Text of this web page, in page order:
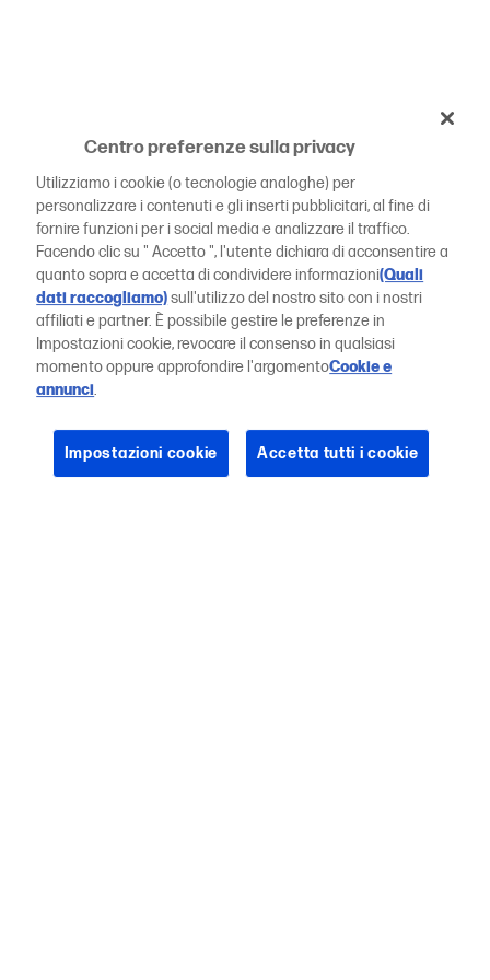
Centro preferenze sulla privacy
Utilizziamo i cookie (o tecnologie analoghe) per
personalizzare i contenuti e gli inserti pubblicitari, al fine di
fornire funzioni per i social media e analizzare il traffico.
Facendo clic su " Accetto ", l'utente dichiara di acconsentire a
quanto sopra e accetta di condividere informazioni(Quali
dati raccogliamo)sull'utilizzo del nostro sito con i nostri
affiliati e partner. È possibile gestire le preferenze in
Impostazioni cookie, revocare il consenso in qualsiasi
momento oppure approfondire l'argomentoCookie e
annunci.
Impostazioni cookie Accetta tutti i cookie